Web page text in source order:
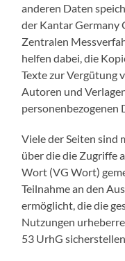
anderen Daten
der Kantar Germany
Zentralen
helfen dabei, die
Texte zur Vergütung
Autoren und
personenbezogenen
Viele der Seiten sind
über die die Zugriffe
Wort (VG Wort)
Teilnahme an den
ermöglicht, die die
Nutzungen
53 UrhG sicherstellen.